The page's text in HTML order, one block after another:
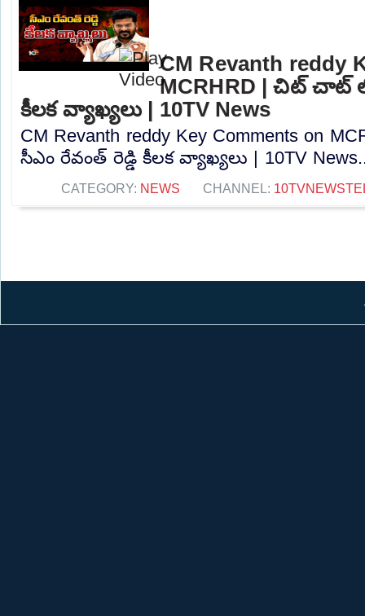
CM Revanth reddy
MCRHRD | చిట్ చాట్
కీలక వ్యాఖ్యలు | 10TV News
CM Revanth reddy Key Comments on
సీఎం రేవంత్ రెడ్డి కీలక వ్యాఖ్యలు | 10TV
CATEGORY: NEWS CHANNEL: